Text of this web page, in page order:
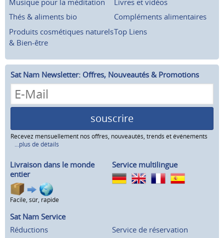
Thés & aliments bio
Compléments alimentaires
Produits cosmétiques naturels
& Bien-être
Top Liens
Sat Nam Newsletter: Offres, Nouveautés & Promotions
souscrire
Recevez mensuellement nos offres, nouveautés, trends et événements
...plus de détails
Livraison dans le monde
entier
Facile, sûr, rapide
Service multilingue
Sat Nam Service
Réductions
Service de réservation